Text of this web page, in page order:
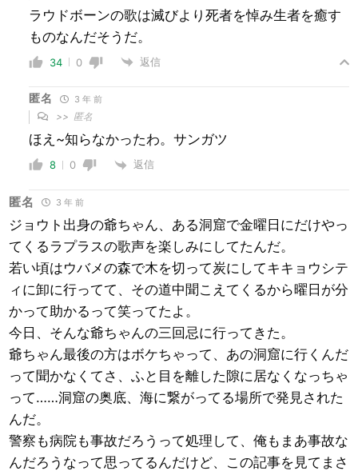
ラウドボーンの歌は滅びより死者を悼み生者を癒す
ものなんだそうだ。
34 0 返信
匿名 3 年 前
>> 匿名
ほえ~知らなかったわ。サンガツ
8 0 返信
匿名 3 年 前
ジョウト出身の爺ちゃん、ある洞窟で金曜日にだけやっ
てくるラプラスの歌声を楽しみにしてたんだ。
若い頃はウバメの森で木を切って炭にしてキキョウシテ
ィに卸に行ってて、その道中聞こえてくるから曜日が分
かって助かるって笑ってたよ。
今日、そんな爺ちゃんの三回忌に行ってきた。
爺ちゃん最後の方はボケちゃって、あの洞窟に行くんだ
って聞かなくてさ、ふと目を離した隙に居なくなっちゃ
って……洞窟の奥底、海に繋がってる場所で発見された
んだ。
警察も病院も事故だろうって処理して、俺もまあ事故な
んだろうなって思ってるんだけど、この記事を見てまさ